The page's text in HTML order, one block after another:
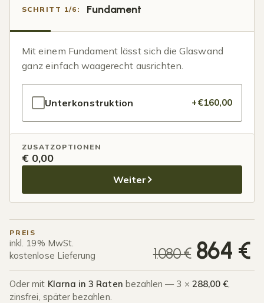
SCHRITT 1/6: Fundament
Mit einem Fundament lässt sich die Glaswand
ganz einfach waagerecht ausrichten.
Unterkonstruktion +€160,00
ZUSATZOPTIONEN
€ 0,00
Weiter
PREIS
inkl. 19% MwSt.
kostenlose Lieferung
1.080€ 864 €
Oder mit Klarna in 3 Raten bezahlen — 3 × 288,00 €,
zinsfrei, später bezahlen.